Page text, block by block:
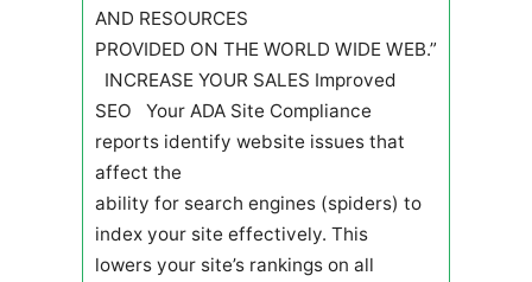
AND RESOURCES
PROVIDED ON THE WORLD WIDE WEB.”
INCREASE YOUR SALES Improved
SEO Your ADA Site Compliance
reports identify website issues that
affect the
ability for search engines (spiders) to
index your site effectively. This
lowers your site’s rankings on all